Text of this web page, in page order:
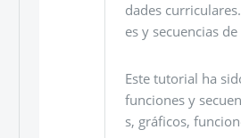
dades
es y secuencias
Este tutorial ha
funciones y
s, gráficos,